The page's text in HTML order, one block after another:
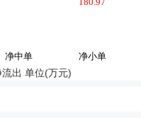
流出 单位(万元)